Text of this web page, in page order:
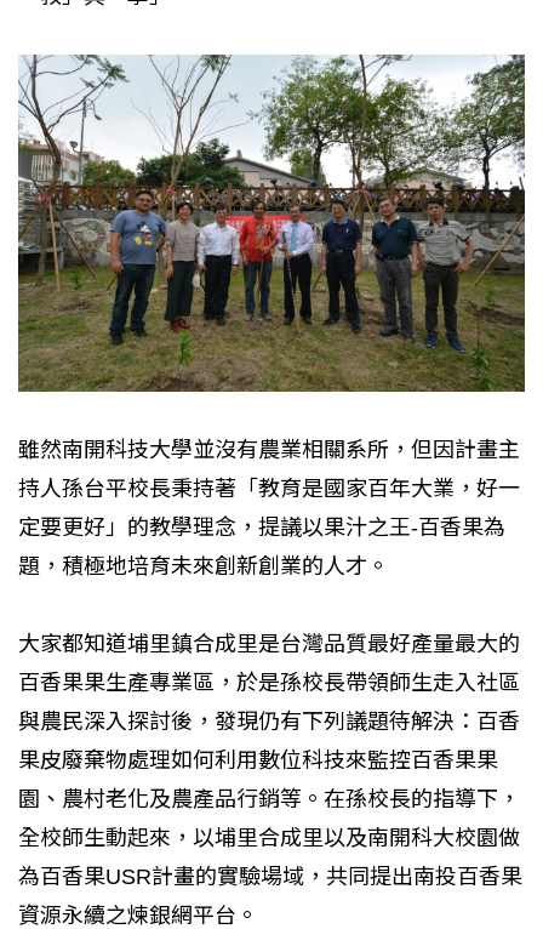
雖然南開科技大學並沒有農業相關系所，但因計畫主
持人孫台平校長秉持著「教育是國家百年大業，好一
定要更好」的教學理念，提議以果汁之王-百香果為
題，積極地培育未來創新創業的人才。
大家都知道埔里鎮合成里是台灣品質最好產量最大的
百香果果生產專業區，於是孫校長帶領師生走入社區
與農民深入探討後，發現仍有下列議題待解決：百香
果皮廢棄物處理如何利用數位科技來監控百香果果
園、農村老化及農產品行銷等。在孫校長的指導下，
全校師生動起來，以埔里合成里以及南開科大校園做
為百香果USR計畫的實驗場域，共同提出南投百香果
資源永續之煉銀網平台。